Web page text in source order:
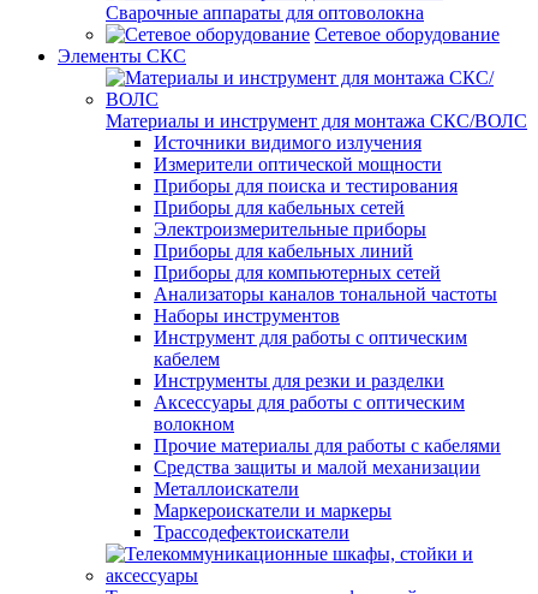
Сварочные аппараты для оптоволокна
Сетевое оборудование
Элементы СКС
Материалы и инструмент для монтажа СКС/ВОЛС
Источники видимого излучения
Измерители оптической мощности
Приборы для поиска и тестирования
Приборы для кабельных сетей
Электроизмерительные приборы
Приборы для кабельных линий
Приборы для компьютерных сетей
Анализаторы каналов тональной частоты
Наборы инструментов
Инструмент для работы с оптическим
кабелем
Инструменты для резки и разделки
Аксессуары для работы с оптическим
волокном
Прочие материалы для работы с кабелями
Средства защиты и малой механизации
Металлоискатели
Маркероискатели и маркеры
Трассодефектоискатели